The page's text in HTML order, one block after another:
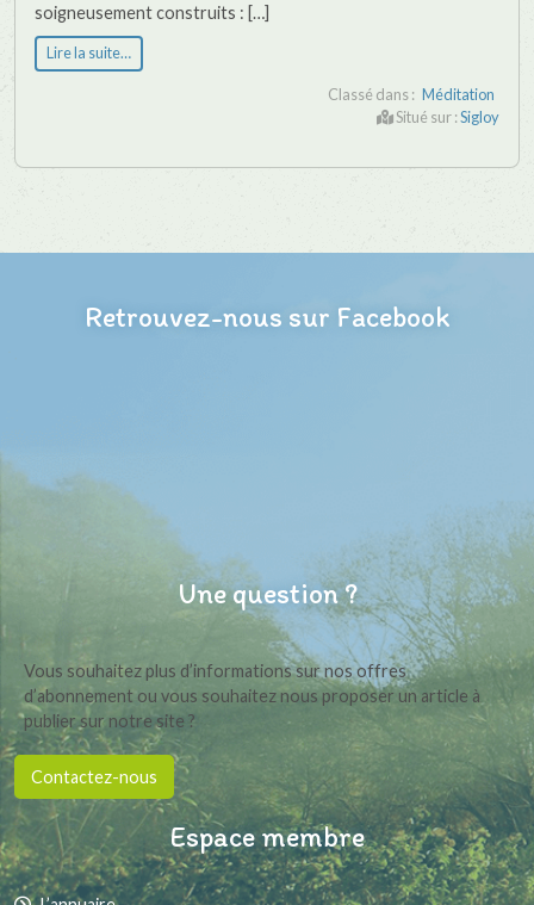
soigneusement construits : […]
Lire la suite…
Classé dans : Méditation
Situé sur :Sigloy
Retrouvez-nous sur Facebook
Une question ?
Vous souhaitez plus d’informations sur nos offres
d’abonnement ou vous souhaitez nous proposer un article à
publier sur notre site ?
Contactez-nous
Espace membre